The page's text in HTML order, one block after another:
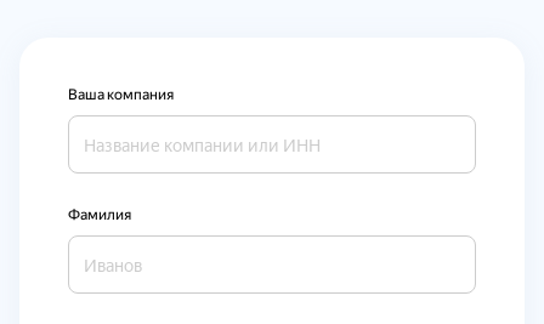
Ваша компания
Фамилия